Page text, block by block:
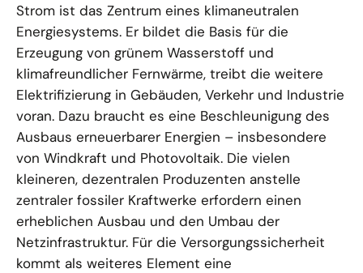
Strom ist das Zentrum eines klimaneutralen
Energiesystems. Er bildet die Basis für die
Erzeugung von grünem Wasserstoff und
klimafreundlicher Fernwärme, treibt die weitere
Elektrifizierung in Gebäuden, Verkehr und Industrie
voran. Dazu braucht es eine Beschleunigung des
Ausbaus erneuerbarer Energien – insbesondere
von Windkraft und Photovoltaik. Die vielen
kleineren, dezentralen Produzenten anstelle
zentraler fossiler Kraftwerke erfordern einen
erheblichen Ausbau und den Umbau der
Netzinfrastruktur. Für die Versorgungssicherheit
kommt als weiteres Element eine